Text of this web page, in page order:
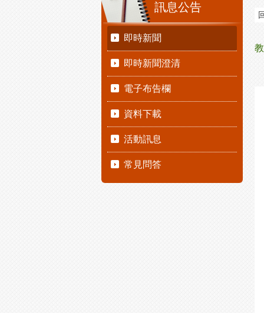
訊息公告
即時新聞
即時新聞澄清
電子布告欄
資料下載
活動訊息
常見問答